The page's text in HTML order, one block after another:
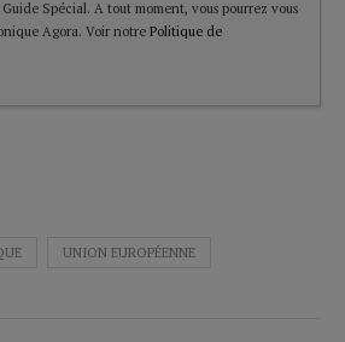
Spécial. A tout moment, vous pourrez vous
Agora. Voir notre Politique de
UNION EUROPÉENNE